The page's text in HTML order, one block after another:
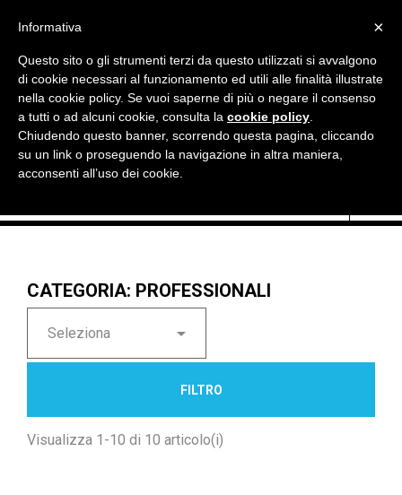

Currency: EUR € 
CATEGORIA: PROFESSIONALI
Seleziona 
FILTRO
Visualizza 1-10 di 10 articolo(i)
×
Informativa
Questo sito o gli strumenti terzi da questo utilizzati si avvalgono
di cookie necessari al funzionamento ed utili alle finalità illustrate
nella cookie policy. Se vuoi saperne di più o negare il consenso
a tutti o ad alcuni cookie, consulta la cookie policy
Chiudendo questo banner, scorrendo questa pagina, cliccando
su un link o proseguendo la navigazione in altra maniera,
acconsenti all’uso dei cookie.